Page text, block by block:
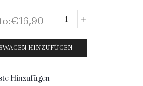
€16,90
Merlot
Bio-
Sizilien
HINZUFÜGEN
Hinzufügen